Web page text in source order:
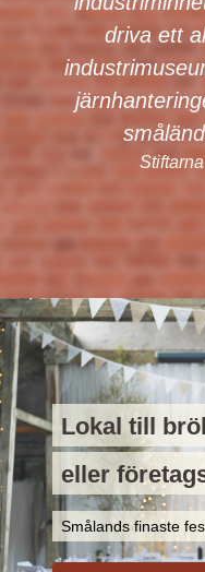
driva ett
Lokal till
eller
Smålands finaste